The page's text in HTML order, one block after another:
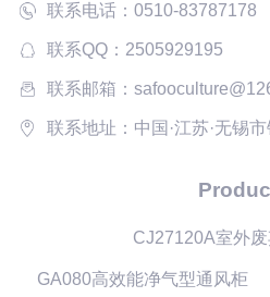
联系电话：0510-83787178
联系QQ：2505929195
联系邮箱：
联系地址：中国·江苏·无锡
CJ27120A室外
GA080高效能净气型通风柜